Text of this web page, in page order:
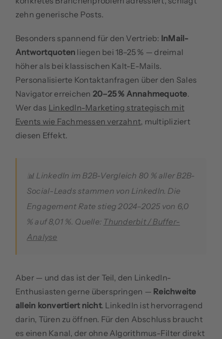
zehn generische Posts.
Besonders spannend für den Vertrieb: InMail-
Antwortquoten liegen bei 18–25 % — dreimal
höher als bei klassischen Kalt-E-Mails.
Personalisierte Kontaktanfragen über den Sales
Navigator erreichen 20–25 % Annahmequote.
Wer das LinkedIn-Marketing strategisch mit
Events wie Fachmessen verzahnt, multipliziert
diesen Effekt.
📊 LinkedIn im B2B-Vergleich 80 % aller B2B-
Social-Leads stammen von LinkedIn. Die
Engagement Rate stieg 2024–2025 von 6,0
% auf 8,01 %. Quelle: Thunderbit / Buffer-
Analyse
Aber — und das ist der Teil, den LinkedIn-
Enthusiasten gerne überspringen — Reichweite
allein konvertiert nicht. LinkedIn ist hervorragend
darin, Türen zu öffnen. Für den Abschluss braucht
es einen Kanal, der ohne Algorithmus-Filter direkt